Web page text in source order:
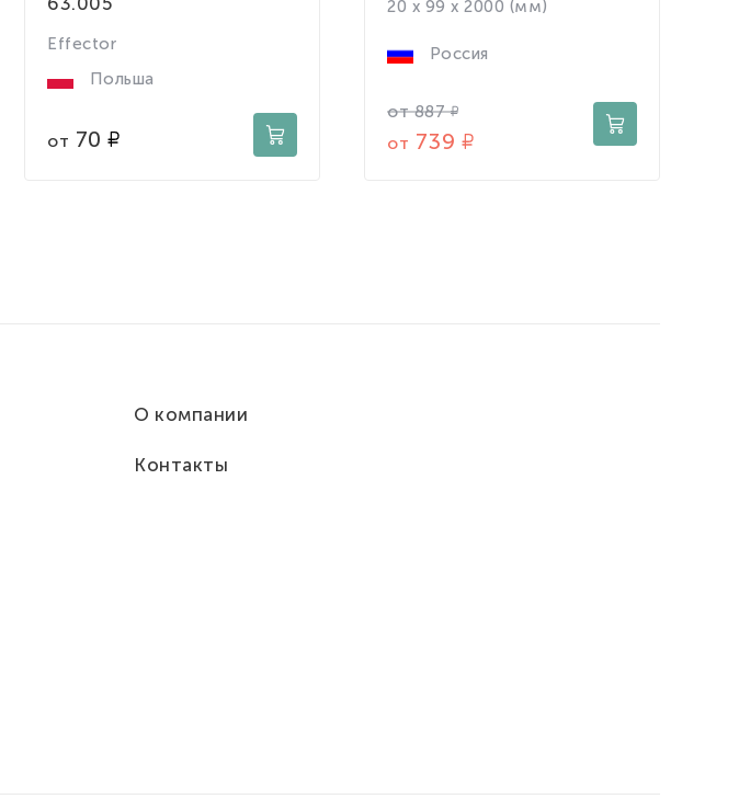
Effector
Польша
от 70
20 x 99 x 2000 (мм)
Россия
от887
от 739
О компании
Контакты